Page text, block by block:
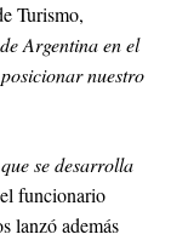
Turismo,
Argentina en el
nuestro
se desarrolla
funcionario
lanzó además